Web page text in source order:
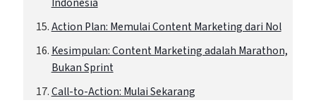
Action Plan: Memulai Content Marketing dari Nol
Kesimpulan: Content Marketing adalah Marathon,
Bukan Sprint
Call-to-Action: Mulai Sekarang